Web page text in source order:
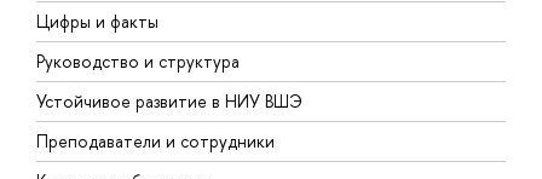
Цифры и факты
Руководство и структура
Устойчивое развитие в НИУ ВШЭ
Преподаватели и сотрудники